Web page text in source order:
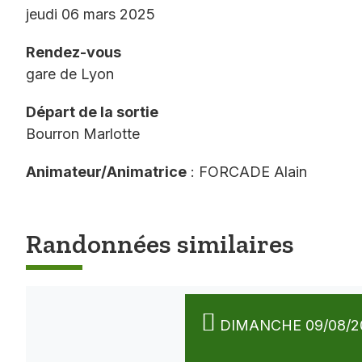
jeudi 06 mars 2025
Rendez-vous
gare de Lyon
Départ de la sortie
Bourron Marlotte
Animateur/Animatrice : FORCADE Alain
Randonnées similaires
DIMANCHE 09/08/